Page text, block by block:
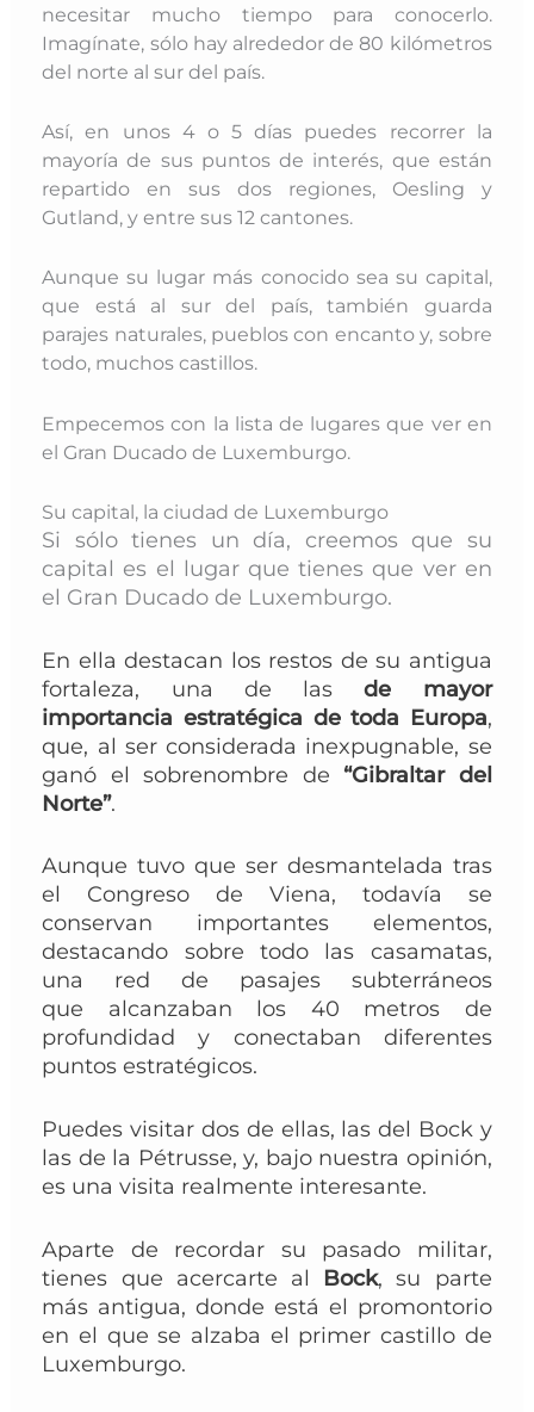
necesitar mucho tiempo para conocerlo.
Imagínate, sólo hay alrededor de 80 kilómetros
del norte al sur del país.
Así, en unos 4 o 5 días puedes recorrer la
mayoría de sus puntos de interés, que están
repartido en sus dos regiones, Oesling y
Gutland, y entre sus 12 cantones.
Aunque su lugar más conocido sea su capital,
que está al sur del país, también guarda
parajes naturales, pueblos con encanto y, sobre
todo, muchos castillos.
Empecemos con la lista de lugares que ver en
el Gran Ducado de Luxemburgo.
Su capital, la ciudad de Luxemburgo
Si sólo tienes un día, creemos que su
capital es el lugar que tienes que ver en
el Gran Ducado de Luxemburgo.
En ella destacan los restos de su antigua
fortaleza, una de lasde mayor
importancia estratégica de toda Europa,
que, al ser considerada inexpugnable, se
ganó el sobrenombre de “Gibraltar del
Norte”.
Aunque tuvo que ser desmantelada tras
el Congreso de Viena, todavía se
conservan importantes elementos,
destacando sobre todo las casamatas,
una red de pasajes subterráneos
que alcanzaban los 40 metros de
profundidad y conectaban diferentes
puntos estratégicos.
Puedes visitar dos de ellas, las del Bock y
las de la Pétrusse, y, bajo nuestra opinión,
es una visita realmente interesante.
Aparte de recordar su pasado militar,
tienes que acercarte al Bock, su parte
más antigua, donde está el promontorio
en el que se alzaba el primer castillo de
Luxemburgo.